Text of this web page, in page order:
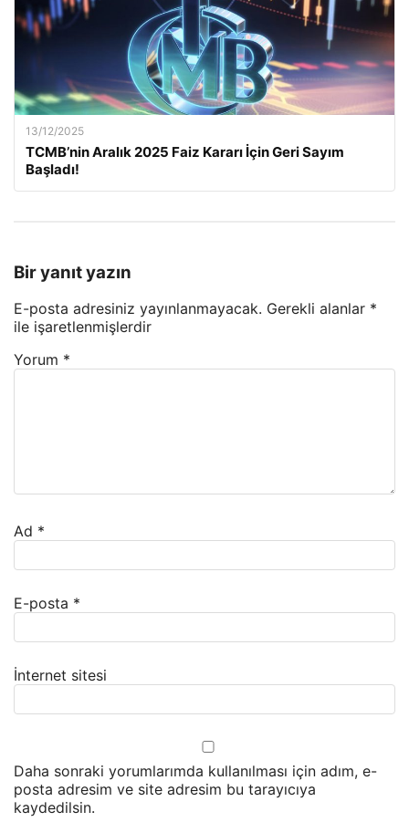
13/12/2025
TCMB’nin Aralık 2025 Faiz Kararı İçin Geri Sayım
Başladı!
Bir yanıt yazın
E-posta adresiniz yayınlanmayacak. Gerekli alanlar *
ile işaretlenmişlerdir
Yorum *
Ad *
E-posta *
İnternet sitesi
Daha sonraki yorumlarımda kullanılması için adım, e-
posta adresim ve site adresim bu tarayıcıya
kaydedilsin.